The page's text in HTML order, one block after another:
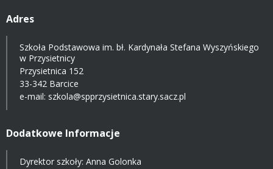
Adres
Szkoła Podstawowa im. bł. Kardynała Stefana Wyszyńskiego
w Przysietnicy
Przysietnica 152
33-342 Barcice
e-mail: szkola@spprzysietnica.stary.sacz.pl
Dodatkowe Informacje
Dyrektor szkoły: Anna Golonka